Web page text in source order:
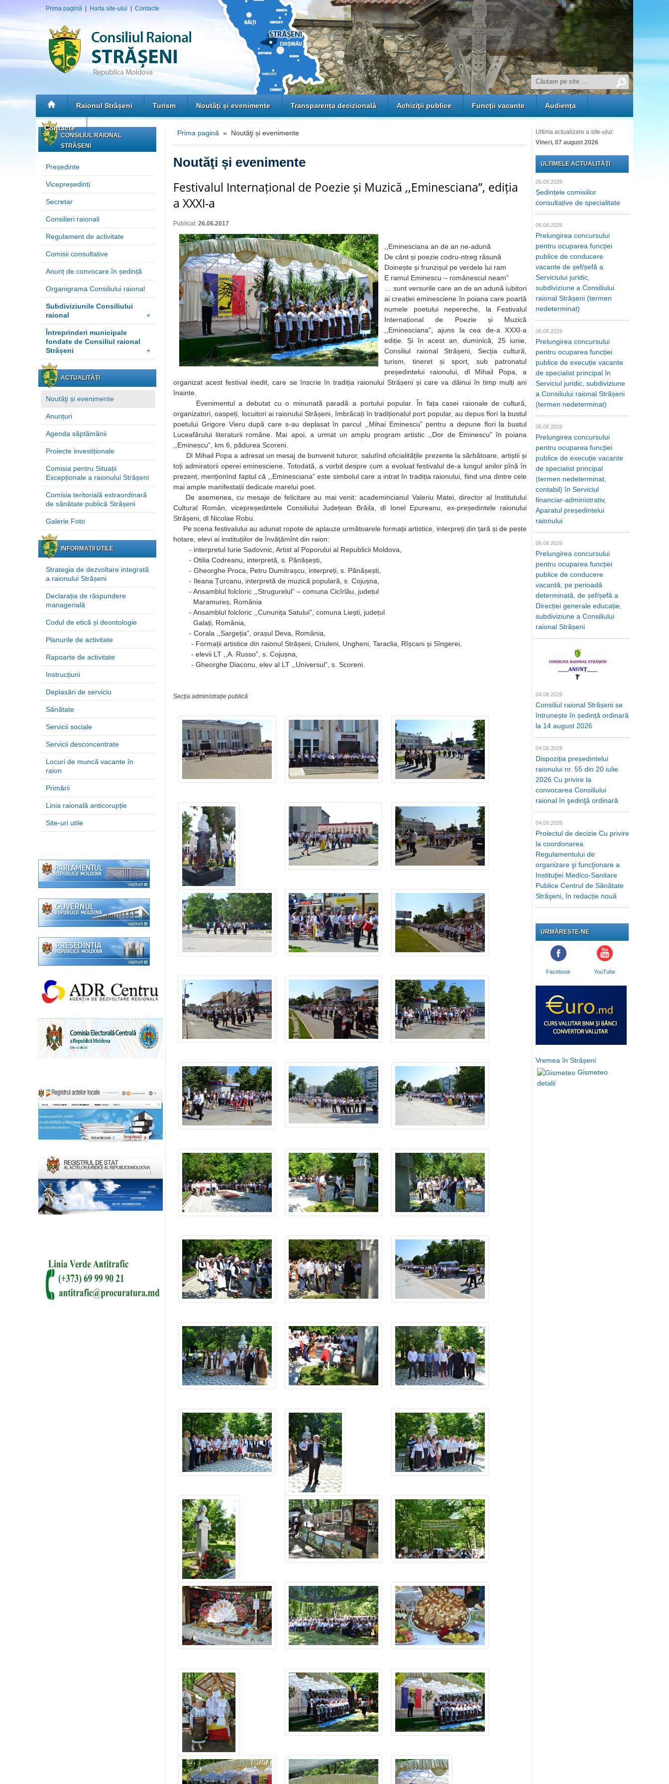
Prima pagină Harta site-ului Contacte
Raionul Strășeni Turism Noutăţi și evenimente Transparența decizională Achiziţii publice Funcții vacante Audiența
Contacte
CONSILIUL RAIONAL
STRĂȘENI
Președinte
Vicepreședinți
Secretar
Consilieri raionali
Regulament de activitate
Comisii consultative
Anunț de convocare în ședință
Organigrama Consiliului raional
Subdiviziunile Consiliului
raional
+
Întreprinderi municipale
fondate de Consiliul raional
Strășeni
+
ACTUALITĂȚI
Noutăţi și evenimente
Anunțuri
Agenda săptămânii
Proiecte investiționale
Comisia pentru Situații
Excepționale a raionului Strășeni
Comisia teritorială extraordinară
de sănătate publică Strășeni
Galerie Foto
INFORMAȚII UTILE
Strategia de dezvoltare integrată
a raionului Strășeni
Declarația de răspundere
managerială
Codul de etică și deontologie
Planurile de activitate
Rapoarte de activitate
Instrucțiuni
Deplasări de serviciu
Sănătate
Servicii sociale
Servicii desconcentrate
Locuri de muncă vacante în
raion
Primării
Linia raională anticorupție
Site-uri utile
Prima pagină » Noutăţi și evenimente
Noutăţi și evenimente
Festivalul Internațional de Poezie și Muzică ,,Eminesciana”, ediția
a XXXI-a
Publicat: 26.06.2017
,,Eminesciana an de an ne-adună
De cânt și poezie codru-ntreg răsună
Doinește și frunzișul pe verdele lui ram
E ramul Eminescu – românescul neam”
… sunt versurile care an de an adună iubitori
ai creației eminesciene în poiana care poartă
numele poetului nepereche, la Festivalul
Internațional de Poezie și Muzică
,,Eminesciana”, ajuns la cea de-a XXXI-a
ediție. Și în acest an, duminică, 25 iunie,
Consiliul raional Strășeni, Secția cultură,
turism, tineret și sport, sub patronatul
președintelui raionului, dl Mihail Popa, a
organizat acest festival inedit, care se înscrie în tradiția raionului Strășeni și care va dăinui în timp mulți ani
înainte.
Evenimentul a debutat cu o minunată paradă a portului popular. În fața casei raionale de cultură,
organizatori, oaspeți, locuitori ai raionului Strășeni, îmbrăcați în tradiționalul port popular, au depus flori la bustul
poetului Grigore Vieru după care s-au deplasat în parcul ,,Mihai Eminescu” pentru a depune flori la bustul
Luceafărului literaturii române. Mai apoi, a urmat un amplu program artistic ,,Dor de Eminescu” în poiana
,,Eminescu”, km 6, pădurea Scoreni.
Dl Mihail Popa a adresat un mesaj de bunvenit tuturor, salutînd oficialitățile prezente la sărbătoare, artiștii și
toți admiratorii operei eminesciene. Totodată, a vorbit despre cum a evoluat festivalul de-a lungul anilor pînă în
prezent, menționînd faptul că ,,Eminesciana” este simbolul care a intrat în tradiția raionului, fiind una dintre cele
mai ample manifestații dedicate marelui poet.
De asemenea, cu mesaje de felicitare au mai venit: academincianul Valeriu Matei, director al Institutului
Cultural Român, vicepreședintele Consiliului Județean Brăila, dl Ionel Epureanu, ex-președintele raionului
Strășeni, dl Nicolae Robu.
Pe scena festivalului au adunat ropote de aplauze următoarele formații artistice, interpreți din țară și de peste
hotare, elevi ai instituțiilor de învățămînt din raion:
- interpretul Iurie Sadovnic, Artist al Poporului al Republicii Moldova,
- Otilia Codreanu, interpretă, s. Pănășești,
- Gheorghe Proca, Petru Dumitrașcu, interpreți, s. Pănășești,
- Ileana Țurcanu, interpretă de muzică populară, s. Cojușna,
- Ansamblul folcloric ,,Strugurelul” – comuna Cicîrlău, județul
Maramureș, România
- Ansamblul folcloric ,,Cununița Satului”, comuna Liești, județul
Galați, România,
- Corala ,,Sargeția”, orașul Deva, România,
- Formații artistice din raionul Strășeni, Criuleni, Ungheni, Taraclia, Rîșcani și Sîngerei,
- elevii LT ,,A. Russo”, s. Cojușna,
- Gheorghe Diaconu, elev al LT ,,Universul”, s. Scoreni.
Secția administrație publică
Ultima actualizare a site-ului:
Vineri, 07 august 2026
ULTIMELE ACTUALITĂŢI
06.08.2026
Ședințele comisiilor
consultative de specialitate
06.08.2026
Prelungirea concursului
pentru ocuparea funcției
publice de conducere
vacante de șef/șefă a
Serviciului juridic,
subdiviziune a Consiliului
raional Strășeni (termen
nedeterminat)
06.08.2026
Prelungirea concursului
pentru ocuparea funcției
publice de execuție vacante
de specialist principal în
Serviciul juridic, subdiviziune
a Consiliului raional Strășeni
(termen nedeterminat)
06.08.2026
Prelungirea concursului
pentru ocuparea funcției
publice de execuție vacante
de specialist principal
(termen nedeterminat,
contabil) în Serviciul
financiar-administrativ,
Aparatul președintelui
raionului
06.08.2026
Prelungirea concursului
pentru ocuparea funcției
publice de conducere
vacantă, pe perioadă
determinată, de șef/șefă a
Direcției generale educație,
subdiviziune a Consiliului
raional Strășeni
04.08.2026
Consiliul raional Strășeni se
întrunește în ședință ordinară
la 14 august 2026
04.08.2026
Dispoziția președintelui
raionului nr. 55 din 20 iulie
2026 Cu privire la
convocarea Consiliului
raional în şedinţă ordinară
04.08.2026
Proiectul de decizie Cu privire
la coordonarea
Regulamentului de
organizare şi funcţionare a
Instituţiei Medico-Sanitare
Publice Centrul de Sănătate
Străşeni, în redacție nouă
URMĂREȘTE-NE
Facebook YouTube
Vremea în Strășeni
Gismeteo
detalii